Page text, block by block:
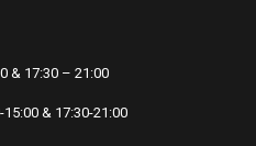
& 17:30 – 21:00
& 17:30-21:00